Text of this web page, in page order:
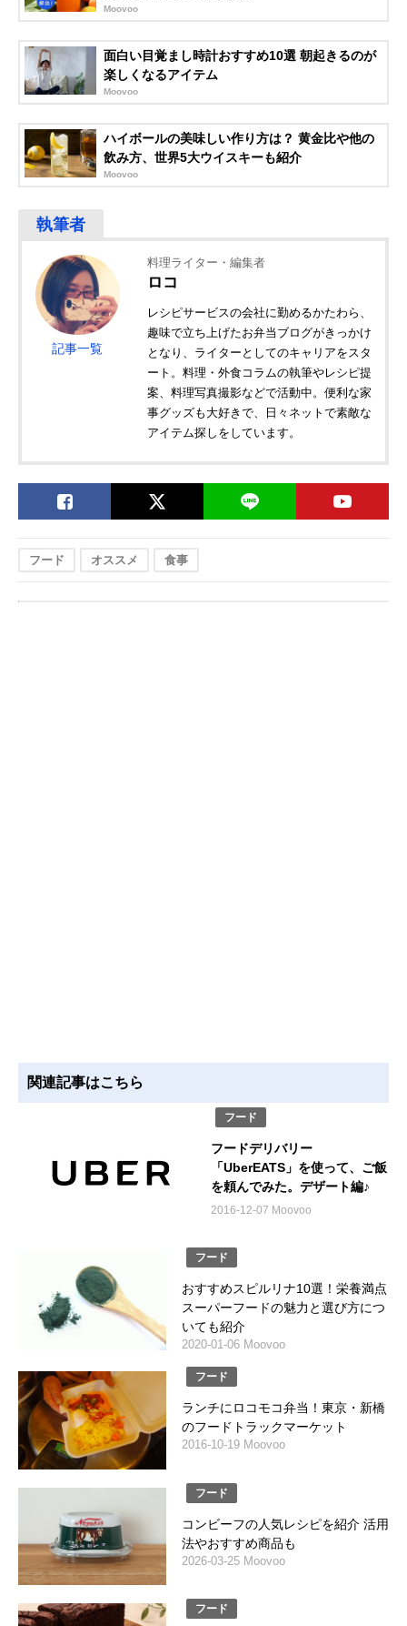
Moovoo
面白い目覚まし時計おすすめ10選 朝起きるのが
楽しくなるアイテム
Moovoo
ハイボールの美味しい作り方は？ 黄金比や他の
飲み方、世界5大ウイスキーも紹介
Moovoo
記事一覧
料理ライター・編集者
ロコ
レシピサービスの会社に勤めるかたわら、
趣味で立ち上げたお弁当ブログがきっかけ
となり、ライターとしてのキャリアをスタ
ート。料理・外食コラムの執筆やレシピ提
案、料理写真撮影などで活動中。便利な家
事グッズも大好きで、日々ネットで素敵な
アイテム探しをしています。
フード オススメ 食事
関連記事はこちら
フード
フードデリバリー
「UberEATS」を使って、ご飯
を頼んでみた。デザート編♪
2016-12-07 Moovoo
フード
おすすめスピルリナ10選！栄養満点
スーパーフードの魅力と選び方につ
いても紹介
2020-01-06 Moovoo
フード
ランチにロコモコ弁当！東京・新橋
のフードトラックマーケット
2016-10-19 Moovoo
フード
コンビーフの人気レシピを紹介 活用
法やおすすめ商品も
2026-03-25 Moovoo
フード